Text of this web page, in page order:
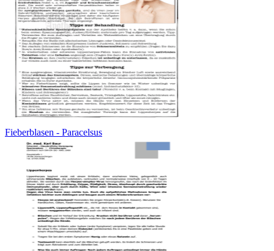
Fieberblasen - Paracelsus